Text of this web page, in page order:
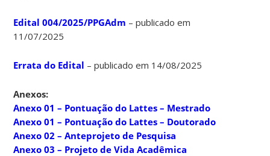
Edital 004/2025/PPGAdm – publicado em
11/07/2025
Errata do Edital – publicado em 14/08/2025
Anexos:
Anexo 01 – Pontuação do Lattes – Mestrado
Anexo 01 – Pontuação do Lattes – Doutorado
Anexo 02 – Anteprojeto de Pesquisa
Anexo 03 – Projeto de Vida Acadêmica